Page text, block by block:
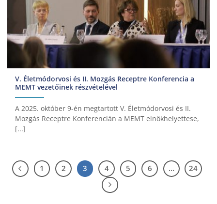
V. Életmódorvosi és II. Mozgás Receptre Konferencia a
MEMT vezetőinek részvételével
A 2025. október 9-én megtartott V. Életmódorvosi és II.
Mozgás Receptre Konferencián a MEMT elnökhelyettese,
[...]
1 2 3 4 5 6 … 24